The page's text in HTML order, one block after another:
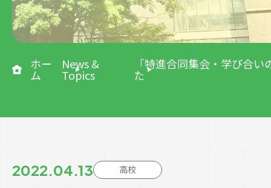
ホー
ム
News &
Topics
「特進合同集会・学び合
た
2022.04.13 高校